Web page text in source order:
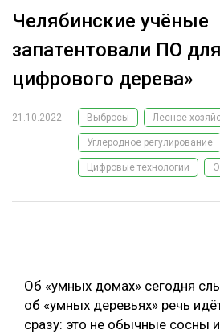
РЕКЛАМОДАТЕЛЯМ
ЛЕСНОЕ ХОЗЯЙСТВО
ЛЕСОЗАГОТОВКА
ОБРАБОТКА ДРЕВЕСИНЫ
ЛОГИСТИКА
ПРОИЗВОДСТВО ДРЕВЕСНЫХ ПЛИТ
ПОДБОРКИ СТАТЕЙ
ЭКСПЕРТНОЕ МНЕНИЕ
Челябинские учёные
запатентовали ПО
цифрового дерева»
21.10.2022 Выбросы Лесное
Углеродное регулирование
Цифровые технологии
Об «умных домах» сегодня
об «умных деревьях» речь
сразу: это не обычные сосны